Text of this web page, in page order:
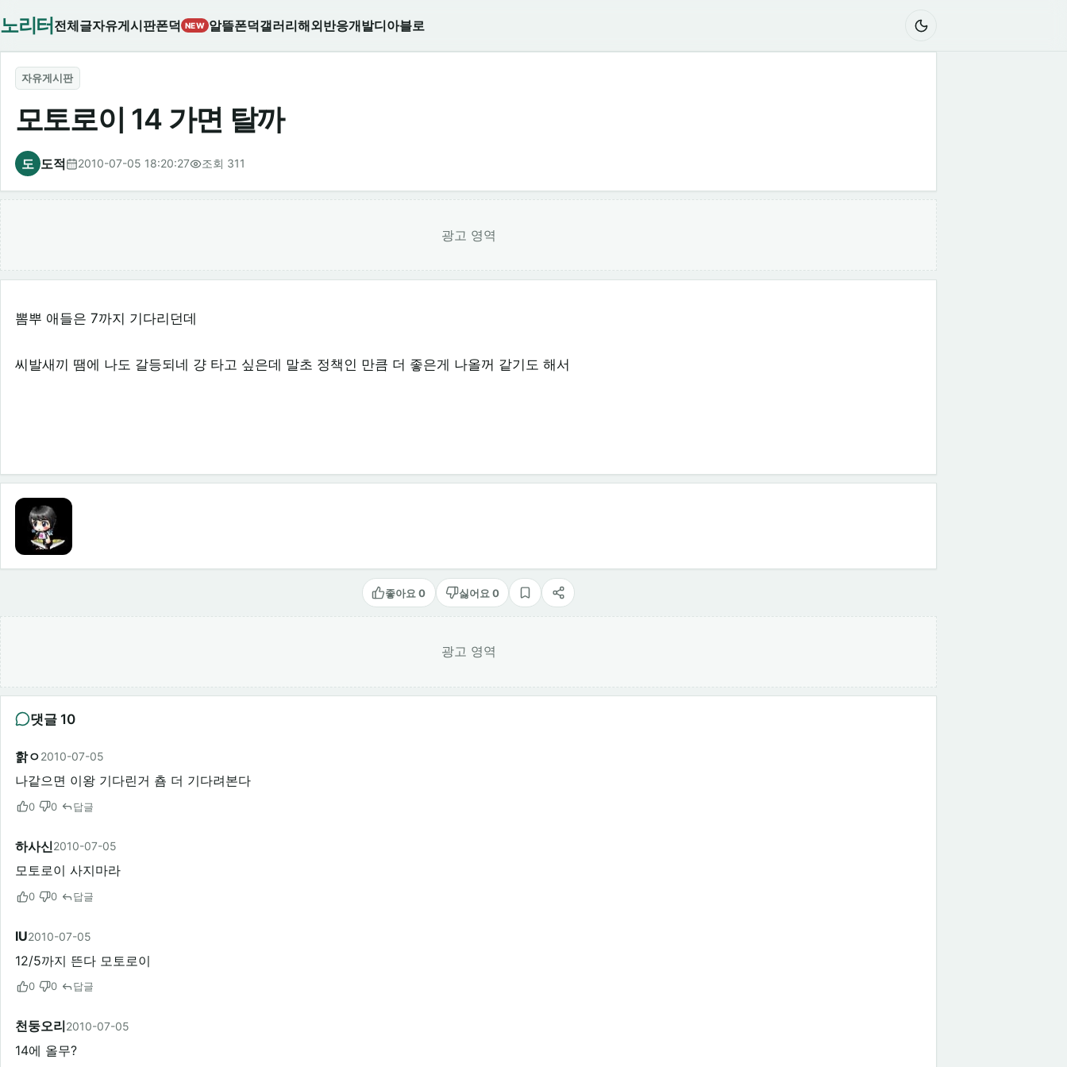
노리터 전체글자유게시판폰덕 NEW 알뜰폰덕갤러리해외반응개발디아블로
자유게시판
모토로이 14 가면 탈까
도 도적 2010-07-05 18:20:27 조회 311
광고 영역
뽐뿌 애들은 7까지 기다리던데
씨발새끼 땜에 나도 갈등되네 걍 타고 싶은데 말초 정책인 만큼 더 좋은게 나올꺼 같기도 해서
좋아요 0 싫어요 0
스크랩공유
광고 영역
댓글 10
핡ㅇ2010-07-05
나같으면 이왕 기다린거 춈 더 기다려본다
0 0 답글
하사신2010-07-05
모토로이 사지마라
0 0 답글
IU2010-07-05
12/5까지 뜬다 모토로이
0 0 답글
천둥오리2010-07-05
14에 올무?